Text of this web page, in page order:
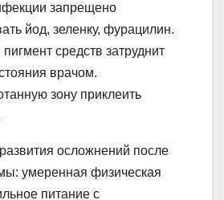
запрещено
йод, зеленку, фурацилин.
средств затруднит
врачом.
зону приклеить
осложнений после
умеренная физическая
питание с